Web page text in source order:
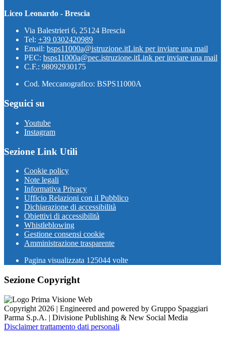
Liceo Leonardo - Brescia
Via Balestrieri 6, 25124 Brescia
Tel: +39 0302420989
Email: bsps11000a@istruzione.itLink per inviare una mail
PEC: bsps11000a@pec.istruzione.itLink per inviare una mail
C.F.: 98092930175
Cod. Meccanografico: BSPS11000A
Seguici su
Youtube
Instagram
Sezione Link Utili
Cookie policy
Note legali
Informativa Privacy
Ufficio Relazioni con il Pubblico
Dichiarazione di accessibilità
Obiettivi di accessibilità
Whistleblowing
Gestione consensi cookie
Amministrazione trasparente
Pagina visualizzata 125044 volte
Sezione Copyright
Copyright 2026 | Engineered and powered by Gruppo Spaggiari
Parma S.p.A. | Divisione Publishing & New Social Media
Disclaimer trattamento dati personali